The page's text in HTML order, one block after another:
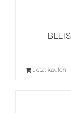
Jetzt kaufen